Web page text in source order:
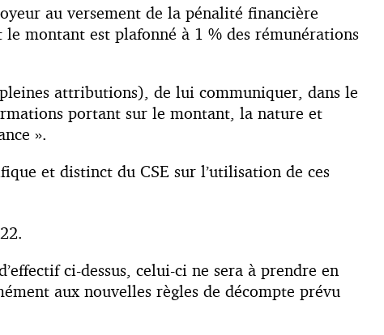
au versement de la pénalité financière
montant est plafonné à 1 % des rémunérations
attributions), de lui communiquer, dans le
portant sur le montant, la nature et
».
et distinct du CSE sur l’utilisation de ces
ci-dessus, celui-ci ne sera à prendre en
aux nouvelles règles de décompte prévu